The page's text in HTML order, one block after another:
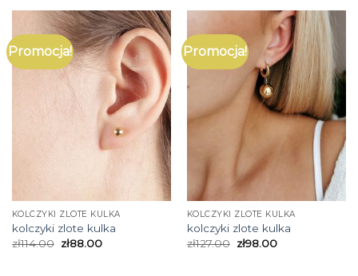
Promocja!
KOLCZYKI ZLOTE KULKA
kolczyki zlote kulka
zł114.00 zł88.00
Promocja!
KOLCZYKI ZLOTE KULKA
kolczyki zlote kulka
zł127.00 zł98.00